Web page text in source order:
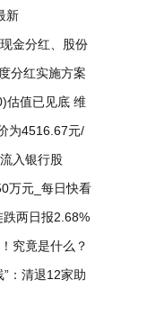
新
金分红、股份
进股价反映公
分红实施方案
估值已见底 维
为4516.67元/
入银行股
万元_每日快看
两日报2.68%
究竟是什么？
：清退12家助